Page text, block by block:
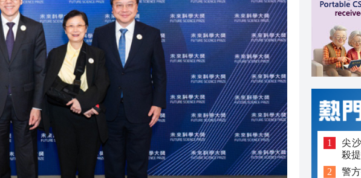
捕
23:12
在毀掉很多老人的晚年健康
23:00
尖
殺
警